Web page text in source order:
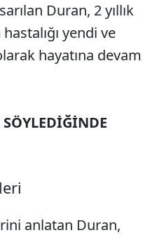
Duran, 2 yıllık
yendi ve
hayatına devam
Sesi Aç
anlatan Duran,